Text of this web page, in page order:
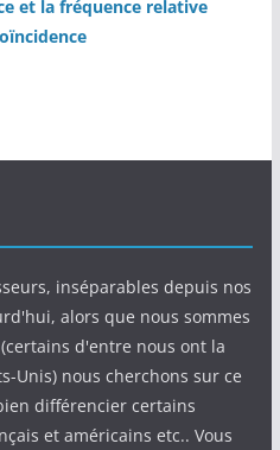
et la fréquence relative
inséparables depuis nos
alors que nous sommes
d'entre nous ont la
Unis) nous cherchons sur ce
différencier certains
et américains etc.. Vous